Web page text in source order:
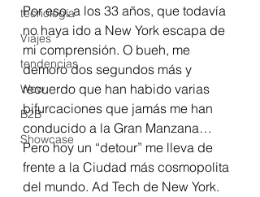
tecnología
Viajes
tendencias
Wow
B2B
Showcase
Por eso, a los 33 años, que todavía
no haya ido a New York escapa de
mi comprensión. O bueh, me
demoro dos segundos más y
recuerdo que han habido varias
bifurcaciones que jamás me han
conducido a la Gran Manzana…
Pero hoy un “detour” me lleva de
frente a la Ciudad más cosmopolita
del mundo. Ad Tech de New York.